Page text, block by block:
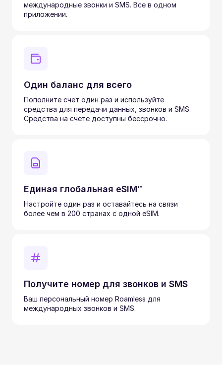
международные звонки и SMS. Все в одном
приложении.
Один баланс для всего
Пополните счет один раз и используйте
средства для передачи данных, звонков и SMS.
Средства на счете доступны бессрочно.
Единая глобальная eSIM™
Настройте один раз и оставайтесь на связи
более чем в 200 странах с одной eSIM.
Получите номер для звонков и SMS
Ваш персональный номер Roamless для
международных звонков и SMS.